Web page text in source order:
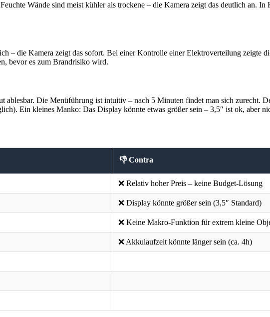
Wände sind meist kühler als trockene – die Kamera zeigt das deutlich an.
– die Kamera zeigt das sofort. Bei einer Kontrolle einer Elektroverteilung zeigte
bevor es zum Brandrisiko wird.
Die Menüführung ist intuitiv – nach 5 Minuten findet man sich zurecht.
Ein kleines Manko: Das Display könnte etwas größer sein – 3,5″ ist ok, aber
👎 Contra
❌ Relativ hoher Preis – keine Budget-Lösung
❌ Display könnte größer sein (3,5″ Standard)
❌ Keine Makro-Funktion für extrem kleine
❌ Akkulaufzeit könnte länger sein (ca. 4h)